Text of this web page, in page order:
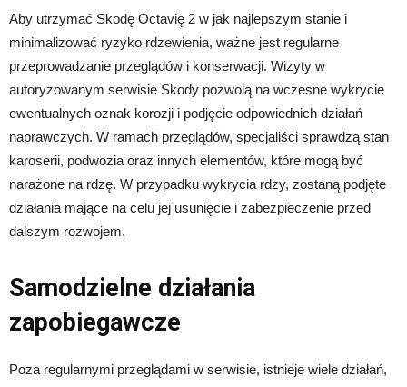
Aby utrzymać Skodę Octavię 2 w jak najlepszym stanie i
minimalizować ryzyko rdzewienia, ważne jest regularne
przeprowadzanie przeglądów i konserwacji. Wizyty w
autoryzowanym serwisie Skody pozwolą na wczesne wykrycie
ewentualnych oznak korozji i podjęcie odpowiednich działań
naprawczych. W ramach przeglądów, specjaliści sprawdzą stan
karoserii, podwozia oraz innych elementów, które mogą być
narażone na rdzę. W przypadku wykrycia rdzy, zostaną podjęte
działania mające na celu jej usunięcie i zabezpieczenie przed
dalszym rozwojem.
Samodzielne działania
zapobiegawcze
Poza regularnymi przeglądami w serwisie, istnieje wiele działań,